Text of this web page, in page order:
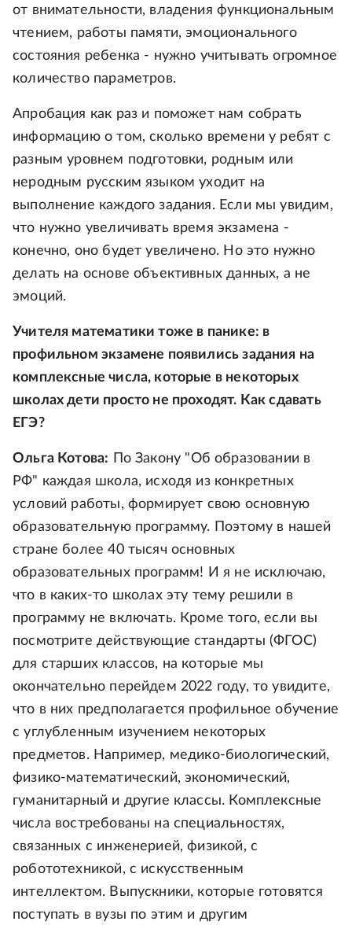
от внимательности, владения функциональным
чтением, работы памяти, эмоционального
состояния ребенка - нужно учитывать огромное
количество параметров.
Апробация как раз и поможет нам собрать
информацию о том, сколько времени у ребят с
разным уровнем подготовки, родным или
неродным русским языком уходит на
выполнение каждого задания. Если мы увидим,
что нужно увеличивать время экзамена -
конечно, оно будет увеличено. Но это нужно
делать на основе объективных данных, а не
эмоций.
Учителя математики тоже в панике: в
профильном экзамене появились задания на
комплексные числа, которые в некоторых
школах дети просто не проходят. Как сдавать
ЕГЭ?
Ольга Котова: По Закону "Об образовании в
РФ" каждая школа, исходя из конкретных
условий работы, формирует свою основную
образовательную программу. Поэтому в нашей
стране более 40 тысяч основных
образовательных программ! И я не исключаю,
что в каких-то школах эту тему решили в
программу не включать. Кроме того, если вы
посмотрите действующие стандарты (ФГОС)
для старших классов, на которые мы
окончательно перейдем 2022 году, то увидите,
что в них предполагается профильное обучение
с углубленным изучением некоторых
предметов. Например, медико-биологический,
физико-математический, экономический,
гуманитарный и другие классы. Комплексные
числа востребованы на специальностях,
связанных с инженерией, физикой, с
робототехникой, с искусственным
интеллектом. Выпускники, которые готовятся
поступать в вузы по этим и другим